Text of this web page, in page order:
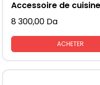
8 300,00 Da
ACHETER